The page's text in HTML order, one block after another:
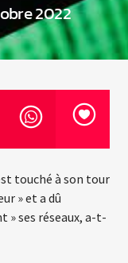
2022
touché à son tour
» et a dû
ses réseaux, a-t-